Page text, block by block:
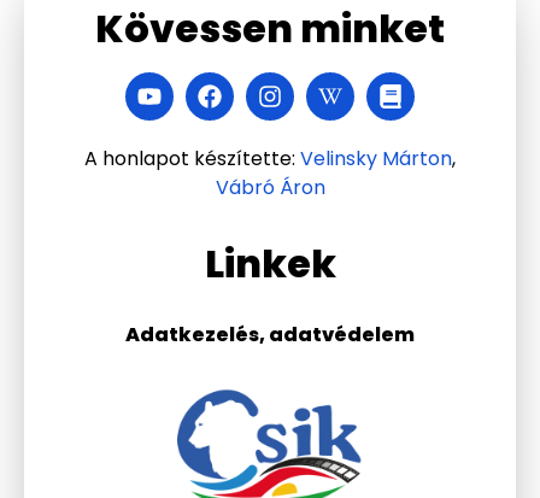
Linkek
Adatkezelés, adatvédelem
Kövessen minket
A honlapot készítette: Velinsky Márton,
Vábró Áron